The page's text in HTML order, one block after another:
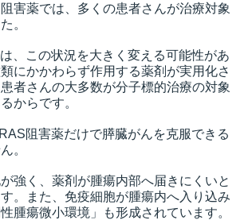
害薬では、多くの患者さんが治療対象
。
、この状況を大きく変える可能性があ
にかかわらず作用する薬剤が実用化さ
者さんの大多数が分子標的治療の対象
からです。
阻害薬だけで膵臓がんを克服できる
。
強く、薬剤が腫瘍内部へ届きにくいと
。また、免疫細胞が腫瘍内へ入り込み
腫瘍微小環境」も形成されています。